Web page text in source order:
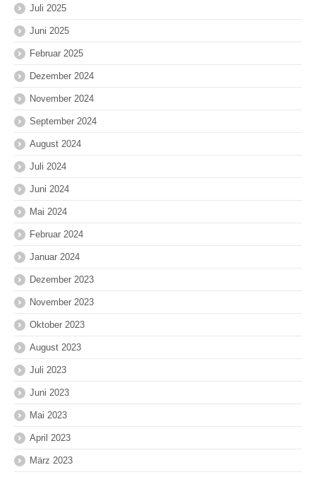
Juli 2025
Juni 2025
Februar 2025
Dezember 2024
November 2024
September 2024
August 2024
Juli 2024
Juni 2024
Mai 2024
Februar 2024
Januar 2024
Dezember 2023
November 2023
Oktober 2023
August 2023
Juli 2023
Juni 2023
Mai 2023
April 2023
März 2023